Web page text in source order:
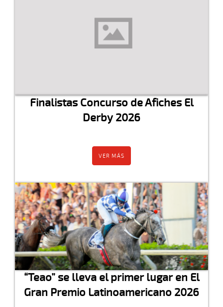
Finalistas Concurso de Afiches El
Derby 2026
VER MÁS
“Teao” se lleva el primer lugar en El
Gran Premio Latinoamericano 2026